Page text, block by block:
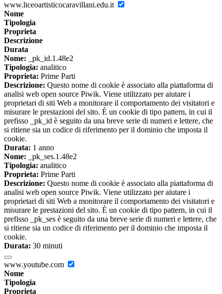
www.liceoartisticocaravillani.edu.it
Nome
Tipologia
Proprieta
Descrizione
Durata
Nome: _pk_id.1.48e2
Tipologia: analitico
Proprieta: Prime Parti
Descrizione: Questo nome di cookie è associato alla piattaforma di
analisi web open source Piwik. Viene utilizzato per aiutare i
proprietari di siti Web a monitorare il comportamento dei visitatori e
misurare le prestazioni del sito. È un cookie di tipo pattern, in cui il
prefisso _pk_id è seguito da una breve serie di numeri e lettere, che
si ritiene sia un codice di riferimento per il dominio che imposta il
cookie.
Durata: 1 anno
Nome: _pk_ses.1.48e2
Tipologia: analitico
Proprieta: Prime Parti
Descrizione: Questo nome di cookie è associato alla piattaforma di
analisi web open source Piwik. Viene utilizzato per aiutare i
proprietari di siti Web a monitorare il comportamento dei visitatori e
misurare le prestazioni del sito. È un cookie di tipo pattern, in cui il
prefisso _pk_ses è seguito da una breve serie di numeri e lettere, che
si ritiene sia un codice di riferimento per il dominio che imposta il
cookie.
Durata: 30 minuti
www.youtube.com
Nome
Tipologia
Proprieta